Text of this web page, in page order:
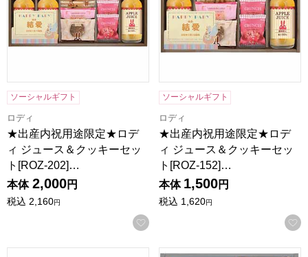
ソーシャルギフト
ロディ
★出産内祝用途限定★ロデ
ィ ジュース＆クッキーセッ
ト[ROZ-202]…
本体 2,000円
税込 2,160円
お気に入りに登録する
ソーシャルギフト
ロディ
★出産内祝用途限定★ロデ
ィ ジュース＆クッキーセッ
ト[ROZ-152]…
本体 1,500円
税込 1,620円
ロディ カフェタイムセット[NIN-10]【年間ギフト】
ロディ カフェタイムセット